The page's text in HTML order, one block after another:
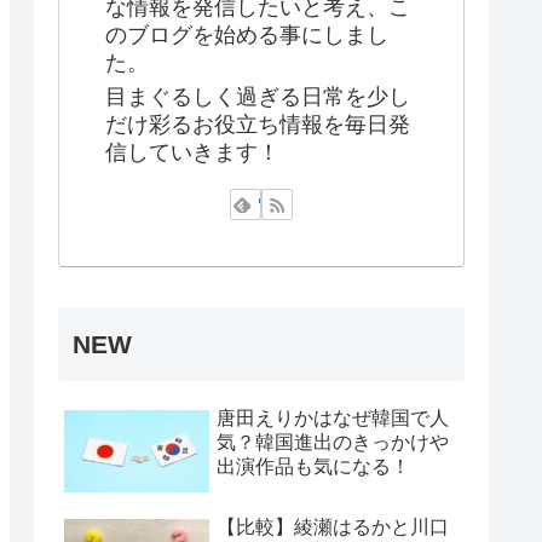
な情報を発信したいと考え、こ
のブログを始める事にしまし
た。
目まぐるしく過ぎる日常を少し
だけ彩るお役立ち情報を毎日発
信していきます！
NEW
唐田えりかはなぜ韓国で人
気？韓国進出のきっかけや
出演作品も気になる！
【比較】綾瀬はるかと川口